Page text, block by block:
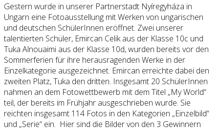
Gestern wurde in unserer Partnerstadt Nyíregyháza in
Ungarn eine Fotoausstellung mit Werken von ungarischen
und deutschen SchülerInnen eröffnet. Zwei unserer
talentierten Schüler, Emircan Celik aus der Klasse 10c und
Tuka Alnouaimi aus der Klasse 10d, wurden bereits vor den
Sommerferien für ihre herausragenden Werke in der
Einzelkategorie ausgezeichnet. Emircan erreichte dabei den
zweiten Platz, Tuka den dritten. Insgesamt 20 SchülerInnen
nahmen an dem Fotowettbewerb mit dem Titel „My World“
teil, der bereits im Frühjahr ausgeschrieben wurde. Sie
reichten insgesamt 114 Fotos in den Kategorien „Einzelbild“
und „Serie“ ein. Hier sind die Bilder von den 3 Gewinnern